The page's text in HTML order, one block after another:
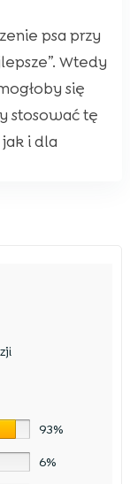
psa przy
Wtedy
się
stosować tę
i dla
93%
6%